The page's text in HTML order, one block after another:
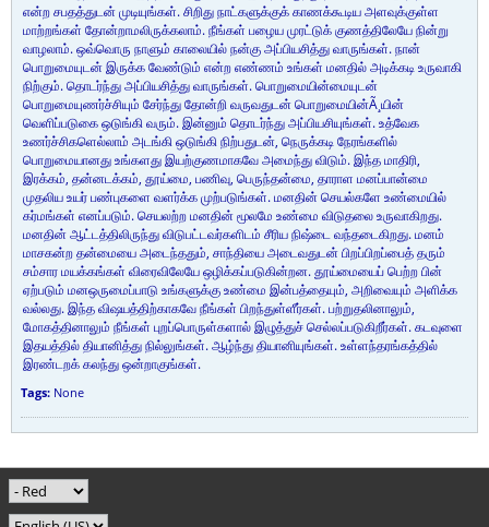
என்ற சபதத்துடன் முடியுங்கள். சிறிது நாட்களுக்குக் காணக்கூடிய அளவுக்குள்ள
மாற்றங்கள் தோன்றாமலிருக்கலாம். நீங்கள் பழைய முரட்டுக் குணத்திலேயே நின்று
வாழலாம். ஒவ்வொரு நாளும் காலையில் நன்கு அப்பியசித்து வாருங்கள். நான்
பொறுமையுடன் இருக்க வேண்டும் என்ற எண்ணம் உங்கள் மனதில் அடிக்கடி உருவாகி
நிற்கும். தொடர்ந்து அப்பியசித்து வாருங்கள். பொறுமையின்மையுடன்
பொறுமையுணர்ச்சியும் சேர்ந்து தோன்றி வருவதுடன் பொறுமையின்Ã¸யின்
வெளிப்படுகை ஒடுங்கி வரும். இன்னும் தொடர்ந்து அப்பியசியுங்கள். உத்வேக
உணர்ச்சிகளெல்லாம் அடங்கி ஒடுங்கி நிற்பதுடன், நெருக்கடி நேரங்களில்
பொறுமையானது உங்களது இயற்குணமாகவே அமைந்து விடும். இந்த மாதிரி,
இரக்கம், தன்னடக்கம், தூய்மை, பணிவு, பெருந்தன்மை, தாராள மனப்பான்மை
முதலிய உயர் பண்புகளை வளர்க்க முற்படுங்கள். மனதின் செயல்களே உண்மையில்
கர்மங்கள் எனப்படும். செயலற்ற மனதின் மூலமே உண்மை விடுதலை உருவாகிறது.
மனதின் ஆட்டத்திலிருந்து விடுபட்டவர்களிடம் சீரிய நிஷ்டை வந்தடைகிறது. மனம்
மாசகன்ற தன்மையை அடைந்ததும், சாந்தியை அடைவதுடன் பிறப்பிறப்பைத் தரும்
சம்சார மயக்கங்கள் விரைவிலேயே ஒழிக்கப்படுகின்றன. தூய்மையைப் பெற்ற பின்
ஏற்படும் மனஒருமைப்பாடு உங்களுக்கு உண்மை இன்பத்தையும், அறிவையும் அளிக்க
வல்லது. இந்த விஷயத்திற்காகவே நீங்கள் பிறந்துள்ளீர்கள். பற்றுதலினாலும்,
மோகத்தினாலும் நீங்கள் புறப்பொருள்களால் இழுத்துச் செல்லப்படுகிறீர்கள். கடவுளை
இதயத்தில் தியானித்து நில்லுங்கள். ஆழ்ந்து தியானியுங்கள். உள்ளந்தரங்கத்தில்
இரண்டறக் கலந்து ஒன்றாகுங்கள்.
Tags: None